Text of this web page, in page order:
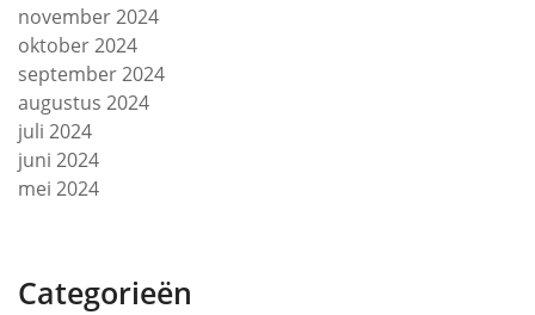
november 2024
oktober 2024
september 2024
augustus 2024
juli 2024
juni 2024
mei 2024
Categorieën